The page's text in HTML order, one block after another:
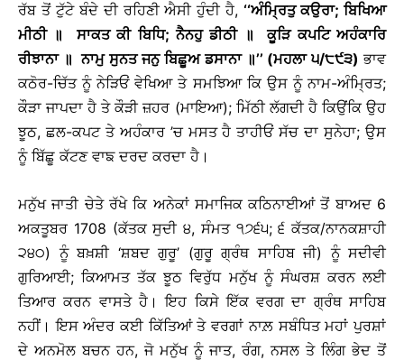
ਰੱਬ ਤੋਂ ਟੁੱਟੇ ਬੰਦੇ ਦੀ ਰਹਿਣੀ ਐਸੀ ਹੁੰਦੀ ਹੈ,‘‘ਅੰਮ੍ਰਿਤੁ ਕਉਰਾ; ਬਿਖਿਆ
ਮੀਠੀ ॥ ਸਾਕਤ ਕੀ ਬਿਧਿ; ਨੈਨਹੁ ਡੀਠੀ ॥ ਕੂੜਿ ਕਪਟਿ ਅਹੰਕਾਰਿ
ਰੀਝਾਨਾ ॥ ਨਾਮੁ ਸੁਨਤ ਜਨੁ ਬਿਛੂਅ ਡਸਾਨਾ ॥’’ (ਮਹਲਾ ੫/੮੯੩)ਭਾਵ
ਕਠੋਰ-ਚਿੱਤ ਨੂੰ ਨੇੜਿਓਂ ਵੇਖਿਆ ਤੇ ਸਮਝਿਆ ਕਿ ਉਸ ਨੂੰ ਨਾਮ-ਅੰਮ੍ਰਿਤ;
ਕੌੜਾ ਜਾਪਦਾ ਹੈ ਤੇ ਕੌੜੀ ਜ਼ਹਰ (ਮਾਇਆ); ਮਿੱਠੀ ਲੱਗਦੀ ਹੈ ਕਿਉਂਕਿ ਉਹ
ਝੂਠ, ਛਲ-ਕਪਟ ਤੇ ਅਹੰਕਾਰ ’ਚ ਮਸਤ ਹੈ ਤਾਹੀਓਂ ਸੱਚ ਦਾ ਸੁਨੇਹਾ; ਉਸ
ਨੂੰ ਬਿੱਛੂ ਕੱਟਣ ਵਾਙ ਦਰਦ ਕਰਦਾ ਹੈ।
ਮਨੁੱਖ ਜਾਤੀ ਚੇਤੇ ਰੱਖੇ ਕਿ ਅਨੇਕਾਂ ਸਮਾਜਿਕ ਕਠਿਨਾਈਆਂ ਤੋਂ ਬਾਅਦ 6
ਅਕਤੂਬਰ 1708 (ਕੱਤਕ ਸੁਦੀ ੪, ਸੰਮਤ ੧੭੬੫; ੬ ਕੱਤਕ/ਨਾਨਕਸ਼ਾਹੀ
੨੪੦) ਨੂੰ ਬਖ਼ਸ਼ੀ ‘ਸ਼ਬਦ ਗੁਰੂ’ (ਗੁਰੂ ਗ੍ਰੰਥ ਸਾਹਿਬ ਜੀ) ਨੂੰ ਸਦੀਵੀ
ਗੁਰਿਆਈ; ਕਿਆਮਤ ਤੱਕ ਝੂਠ ਵਿਰੁੱਧ ਮਨੁੱਖ ਨੂੰ ਸੰਘਰਸ਼ ਕਰਨ ਲਈ
ਤਿਆਰ ਕਰਨ ਵਾਸਤੇ ਹੈ। ਇਹ ਕਿਸੇ ਇੱਕ ਵਰਗ ਦਾ ਗ੍ਰੰਥ ਸਾਹਿਬ
ਨਹੀਂ। ਇਸ ਅੰਦਰ ਕਈ ਕਿੱਤਿਆਂ ਤੇ ਵਰਗਾਂ ਨਾਲ਼ ਸਬੰਧਿਤ ਮਹਾਂ ਪੁਰਸ਼ਾਂ
ਦੇ ਅਨਮੋਲ ਬਚਨ ਹਨ, ਜੋ ਮਨੁੱਖ ਨੂੰ ਜਾਤ, ਰੰਗ, ਨਸਲ ਤੇ ਲਿੰਗ ਭੇਦ ਤੋਂ